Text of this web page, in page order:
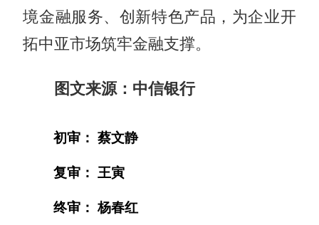
境金融服务、创新特色产品，为企业开
拓中亚市场筑牢金融支撑。
图文来源：中信银行
初审： 蔡文静
复审： 王寅
终审： 杨春红